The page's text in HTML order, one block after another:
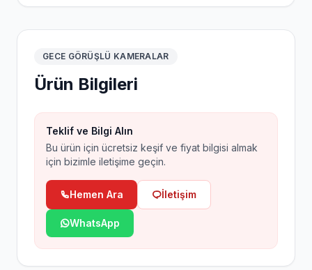
GECE GÖRÜŞLÜ KAMERALAR
Ürün Bilgileri
Teklif ve Bilgi Alın
Bu ürün için ücretsiz keşif ve fiyat bilgisi almak
için bizimle iletişime geçin.
Hemen Ara İletişim
WhatsApp